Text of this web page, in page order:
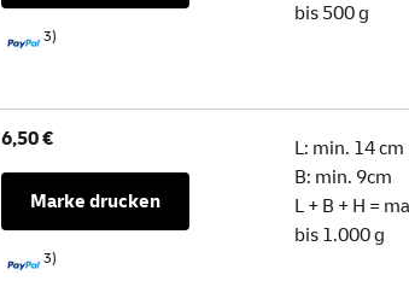
3)
bis 500 g
6,50 €
Marke drucken
3)
L: min. 14 cm
B: min. 9cm
L + B + H =
bis 1.000 g